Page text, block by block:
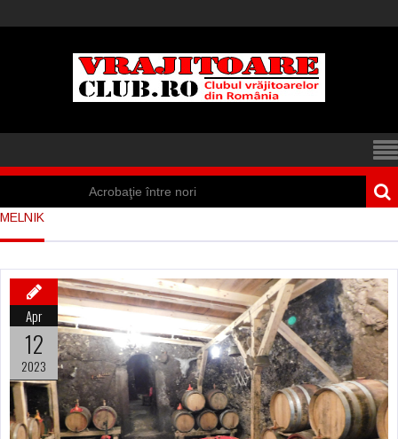
Acrobaţie între nori
Marea vânătoare
de vrăjitoare din
Suedia
Vrăjitoare
zburătoare în Mexic
MELNIK
Apr
12
2023